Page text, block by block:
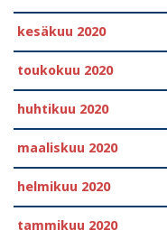
kesäkuu 2020
toukokuu 2020
huhtikuu 2020
maaliskuu 2020
helmikuu 2020
tammikuu 2020